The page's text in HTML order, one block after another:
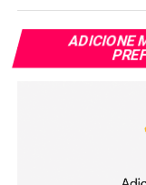
Smartfit fará IPO
aquisições
ADICIONE